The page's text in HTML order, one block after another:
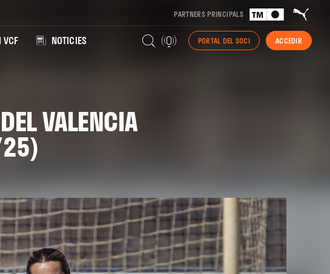
PARTNERS PRINCIPALS
VCF NOTICIES PORTAL DEL SOCI ACCEDIR
VALENCIA